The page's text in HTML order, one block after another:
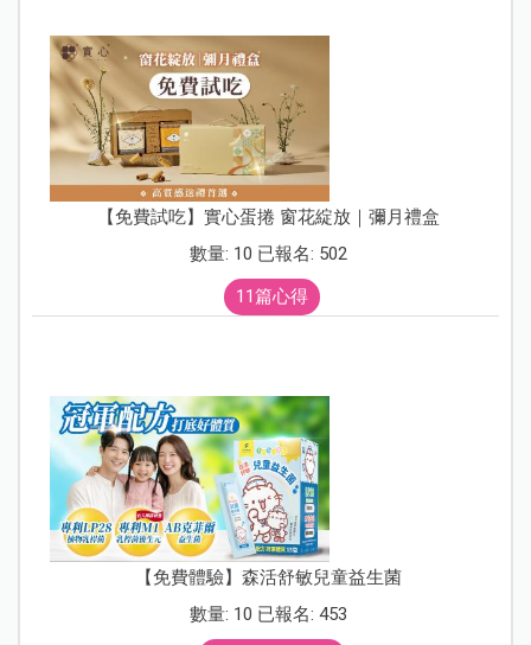
【免費試吃】實心蛋捲 窗花綻放｜彌月禮盒
數量: 10 已報名: 502
11篇心得
【免費體驗】森活舒敏兒童益生菌
數量: 10 已報名: 453